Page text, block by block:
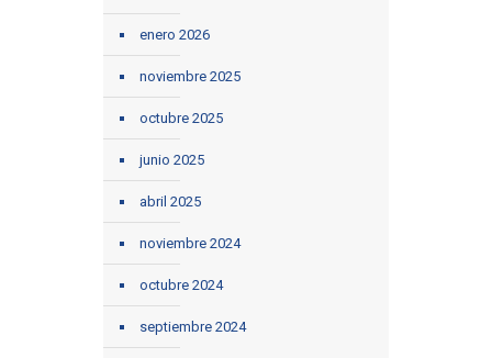
enero 2026
noviembre 2025
octubre 2025
junio 2025
abril 2025
noviembre 2024
octubre 2024
septiembre 2024